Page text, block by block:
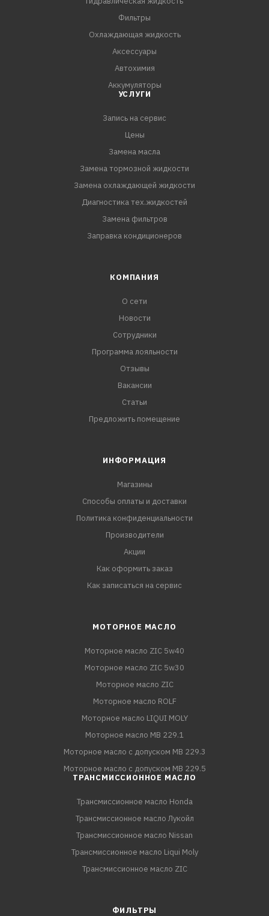
- Обладает скрабирующим эффектом
- Обладает приятным ароматом.
Фильтры
Охлаждающая жидкость
Аксессуары
Автохимия
Аккумуляторы
УСЛУГИ
Запись на сервис
Цены
Замена масла
Замена тормозной жидкости
Замена охлаждающей жидкости
Диагностика тех.жидкостей
Замена фильтров
Заправка кондиционеров
КОМПАНИЯ
О сети
Новости
Сотрудники
Программа лояльности
Отзывы
Вакансии
Статьи
Предложить помещение
ИНФОРМАЦИЯ
Магазины
Способы оплаты и доставки
Политика конфиденциальности
Производители
Акции
Как оформить заказ
Как записаться на сервис
МОТОРНОЕ МАСЛО
Моторное масло ZIC 5w40
Моторное масло ZIC 5w30
Моторное масло ZIC
Моторное масло ROLF
Моторное масло LIQUI MOLY
Моторное масло MB 229.1
Моторное масло с допуском MB 229.3
Моторное масло с допуском MB 229.5
ТРАНСМИССИОННОЕ МАСЛО
Трансмиссионное масло Honda
Трансмиссионное масло Лукойл
Трансмиссионное масло Nissan
Трансмиссионное масло Liqui Moly
Трансмиссионное масло ZIC
ФИЛЬТРЫ